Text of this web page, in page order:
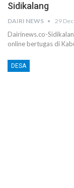
Sidikalang
DAIRI NEWS 29
Dairinews.co-
online bertugas di
DESA